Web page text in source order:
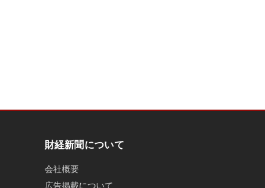
財経新聞について
会社概要
広告掲載について